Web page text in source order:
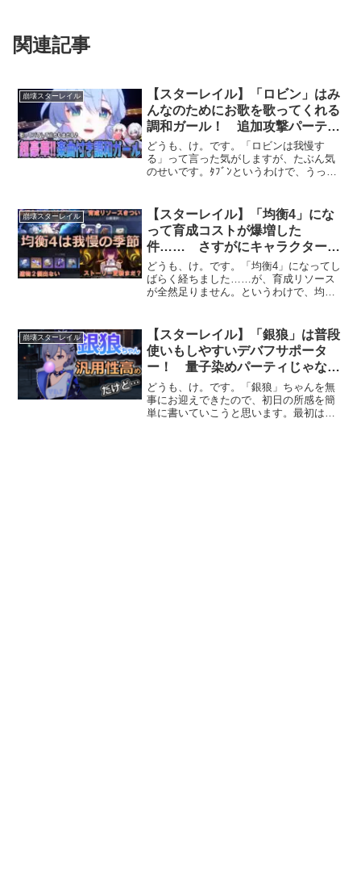
関連記事
崩壊スターレイル
【スターレイル】「ロビン」はみ
んなのためにお歌を歌ってくれる
調和ガール！ 追加攻撃パーティ
また強くなった？
どうも、け。です。「ロビンは我慢す
る」って言った気がしますが、たぶん気
のせいです。ﾀﾌﾞﾝというわけで、うっか
も触れていこうと思います。ネタバレさ
れたくない人は先...
崩壊スターレイル
【スターレイル】「均衡4」にな
って育成コストが爆増した
件…… さすがにキャラクター絞
らないときついかも
どうも、け。です。「均衡4」になってし
ばらく経ちました……が、育成リソース
が全然足りません。というわけで、均衡3
を考えていこうと思います。「均衡4」に
なって育成コスト...
崩壊スターレイル
【スターレイル】「銀狼」は普段
使いもしやすいデバフサポータ
ー！ 量子染めパーティじゃなく
ても強いかも
どうも、け。です。「銀狼」ちゃんを無
事にお迎えできたので、初日の所感を簡
単に書いていこうと思います。最初は